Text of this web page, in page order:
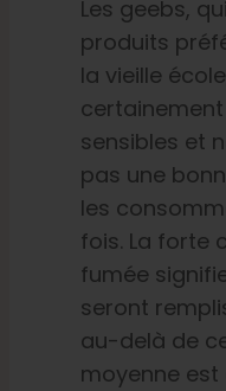
Les geebs,
produits
la vieille
sensibles et
pas une
les
fois. La forte
fumée
seront
au-delà de
moyenne